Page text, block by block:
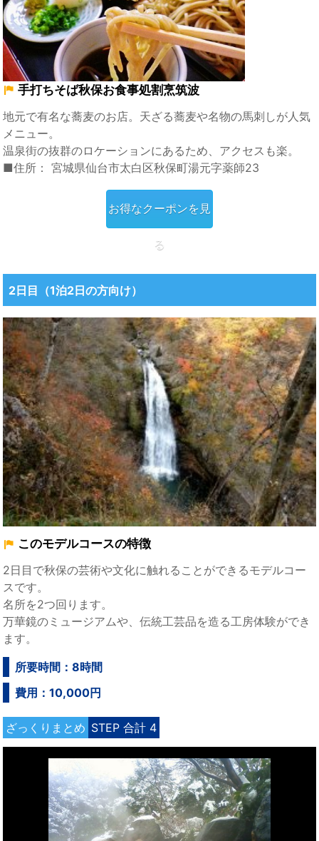
手打ちそば秋保お食事処割烹筑波
地元で有名な蕎麦のお店。天ざる蕎麦や名物の馬刺しが人気
メニュー。
温泉街の抜群のロケーションにあるため、アクセスも楽。
■住所： 宮城県仙台市太白区秋保町湯元字薬師23
お得なクーポンを見
る
2日目（1泊2日の方向け）
このモデルコースの特徴
2日目で秋保の芸術や文化に触れることができるモデルコー
スです。
名所を2つ回ります。
万華鏡のミュージアムや、伝統工芸品を造る工房体験ができ
ます。
所要時間：8時間
費用：10,000円
ざっくりまとめ STEP 合計 4